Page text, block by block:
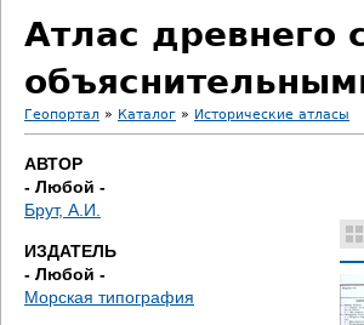
Атлас древнего
В
ы
з
д
Геопортал » Каталог » Исторические атласы
АВТОР
- Любой -
Брут, А.И.
ИЗДАТЕЛЬ
- Любой -
Морская типография